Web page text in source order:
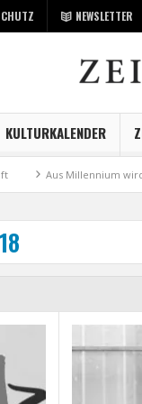
NEWSLETTER
KULTURKALENDER
Aus Millennium wird